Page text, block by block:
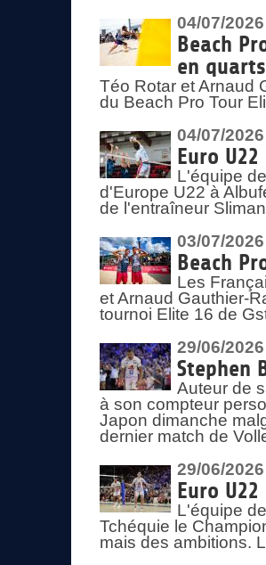
04/07/2026
Beach
en quarts
Téo Rotar et Arnaud
du Beach Pro Tour
04/07/2026
Euro
L'équipe
d'Europe U22 à
de l'entraîneur
03/07/2026
Beach
Les
et Arnaud Gauthier-
tournoi Elite 16 de
29/06/2026
Stephen
Auteur de
à son compteur
Japon dimanche
dernier match de
29/06/2026
Euro
L'équipe
Tchéquie le
mais des ambitions.